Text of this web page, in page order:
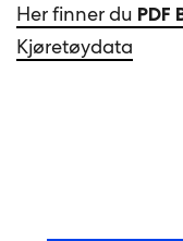
Her finner du
Kjøretøydata